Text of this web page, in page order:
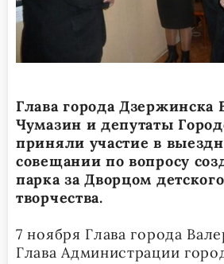
Глава города Дзержинска
Чумазин и депутаты
приняли участие в
совещании по вопросу
парка за Дворцом
творчества.
7 ноября Глава города
Глава Администрации